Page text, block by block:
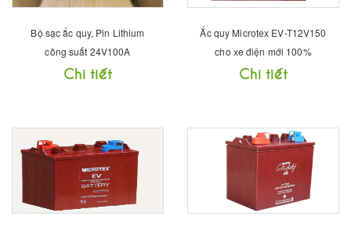
Bộ sạc ắc quy, Pin Lithium
công suất 24V100A
Chi tiết
Ắc quy Microtex EV-T12V150
cho xe điện mới 100%
Chi tiết